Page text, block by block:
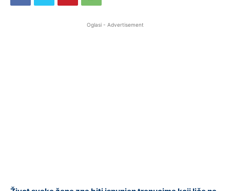
Oglasi - Advertisement